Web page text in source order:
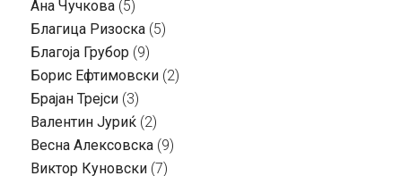
Ана Чучкова (5)
Благица Ризоска (5)
Благоја Грубор (9)
Борис Ефтимовски (2)
Брајан Трејси (3)
Валентин Јуриќ (2)
Весна Алексовска (9)
Виктор Куновски (7)